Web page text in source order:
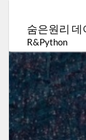
숨은원리
R&Python